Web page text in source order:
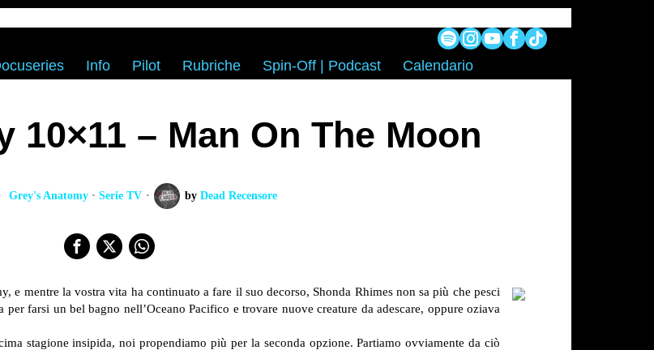
Info Pilot Rubriche Spin-Off | Podcast Calendario
10×11 – Man On The Moon
Grey's Anatomy · Serie TV by Dead Recensore
e mentre la vostra vita ha continuato a fare il suo decorso, Shonda Rhimes non sa più che pesci
farsi un bel bagno nell’Oceano Pacifico e trovare nuove creature da adescare, oppure oziava
stagione insipida, noi propendiamo più per la seconda opzione. Partiamo ovviamente da ciò